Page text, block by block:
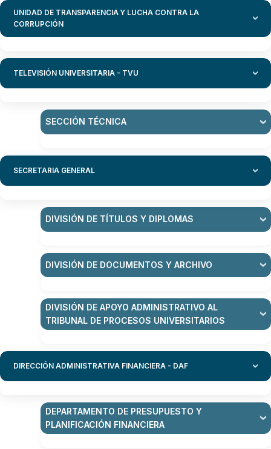
UNIDAD DE TRANSPARENCIA Y LUCHA CONTRA LA
CORRUPCIÓN
TELEVISIÓN UNIVERSITARIA - TVU
SECCIÓN TÉCNICA
SECRETARIA GENERAL
DIVISIÓN DE TÍTULOS Y DIPLOMAS
DIVISIÓN DE DOCUMENTOS Y ARCHIVO
DIVISIÓN DE APOYO ADMINISTRATIVO AL
TRIBUNAL DE PROCESOS UNIVERSITARIOS
DIRECCIÓN ADMINISTRATIVA FINANCIERA - DAF
DEPARTAMENTO DE PRESUPUESTO Y
PLANIFICACIÓN FINANCIERA